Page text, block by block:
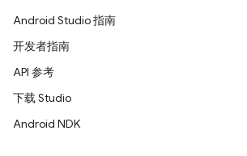
Android Studio 指南
开发者指南
API 参考
下载 Studio
Android NDK